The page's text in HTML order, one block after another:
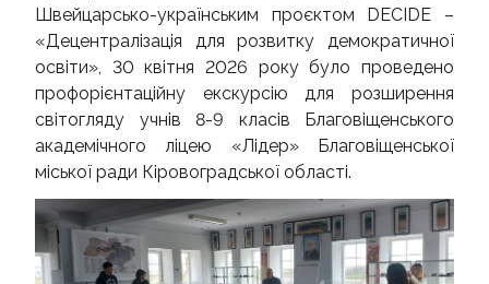
НАУКОВА РОБОТА
Швейцарсько-українським проєктом DECIDE –
«Децентралізація для розвитку демократичної
освіти», 30 квітня 2026 року було проведено
профорієнтаційну екскурсію для розширення
світогляду учнів 8-9 класів Благовіщенського
академічного ліцею «Лідер» Благовіщенської
міської ради Кіровоградської області.